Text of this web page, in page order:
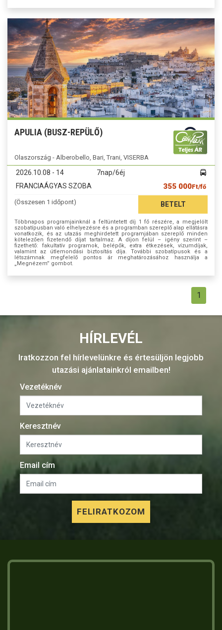
APULIA (BUSZ-REPÜLŐ)
Olaszország - Alberobello, Bari, Trani, VISERBA
2026.10.08 - 14
7nap/6éj
FRANCIAÁGYAS SZOBA
355 000Ft/fő
(Összesen 1 időpont) BETELT
Többnapos programjainknál a feltüntetett díj 1 fő részére, a megjelölt
szobatípusban való elhelyezésre és a programban szereplő alap ellátásra
vonatkozik, és az utazás meghirdetett programjában szereplő minden
kötelezően fizetendő díjat tartalmaz. A díjon felül – igény szerint –
fizethető: fakultatív programok, belépők, extra étkezések, vízumdíjak,
valamint az útlemondási biztosítás díja. További szobatípusok és a
létszámnak megfelelő pontos ár meghatározásához használja a
„Megnézem” gombot.
1
HÍRLEVÉL
Iratkozzon fel hírlevelünkre és értesüljön legjobb
utazási ajánlatainkról emailben!
Vezetéknév
Keresztnév
Email cím